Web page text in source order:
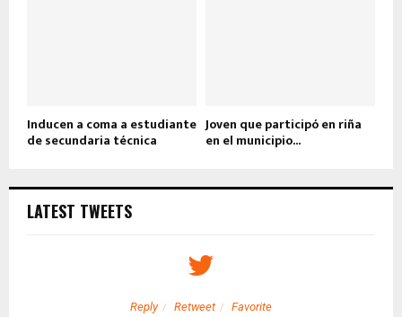
Inducen a coma a estudiante
de secundaria técnica
Joven que participó en riña
en el municipio...
LATEST TWEETS
Reply Retweet Favorite